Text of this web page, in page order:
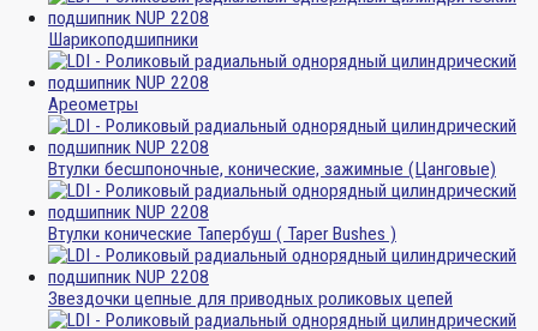
Шарикоподшипники
Ареометры
Втулки бесшпоночные, конические, зажимные (Цанговые)
Втулки конические Тапербуш ( Taper Bushes )
Звездочки цепные для приводных роликовых цепей